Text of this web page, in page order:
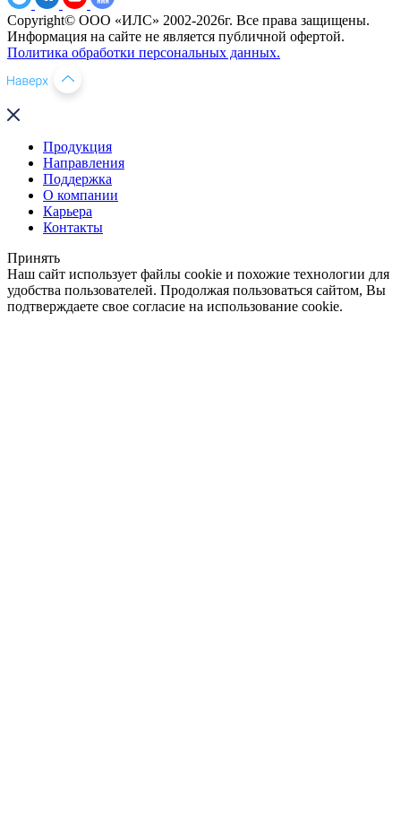
Copyright© ООО «ИЛС» 2002-2026г. Все права защищены.
Информация на сайте не является публичной офертой.
Политика обработки персональных данных.
Продукция
Направления
Поддержка
О компании
Карьера
Контакты
Принять
Наш сайт использует файлы cookie и похожие технологии для
удобства пользователей. Продолжая пользоваться сайтом, Вы
подтверждаете свое согласие на использование cookie.